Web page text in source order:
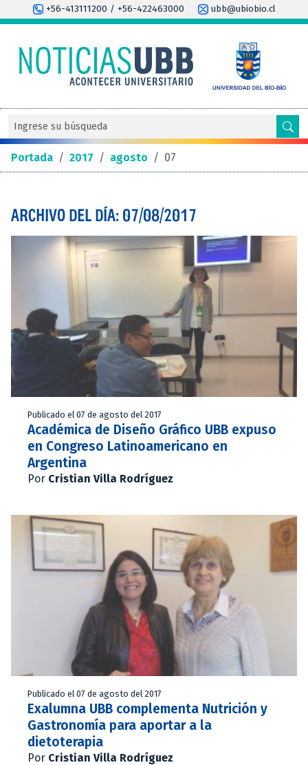
+56-413111200 / +56-422463000 ubb@ubiobio.cl
Portada / 2017 / agosto / 07
ARCHIVO DEL DÍA: 07/08/2017
Publicado el 07 de agosto del 2017
Académica de Diseño Gráfico UBB expuso
en Congreso Latinoamericano en
Argentina
Por Cristian Villa Rodríguez
Publicado el 07 de agosto del 2017
Exalumna UBB complementa Nutrición y
Gastronomía para aportar a la
dietoterapia
Por Cristian Villa Rodríguez